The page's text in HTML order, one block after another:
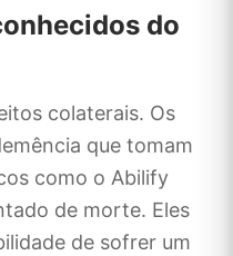
do
colaterais. Os
que tomam
como o Abilify
de morte. Eles
de sofrer um